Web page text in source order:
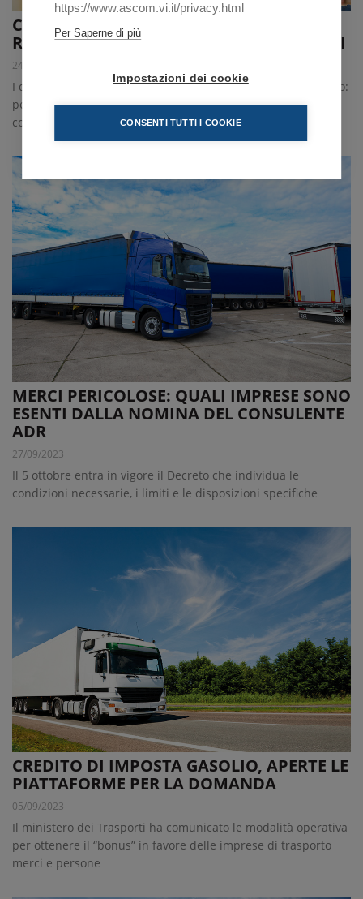
CONSUMI CULTURALI: CONTINUA LA
RIPRESA MA PESANO INFLAZIONE E COSTI
24/10/2023
I dati dell'Osservatorio Impresa Cultura Italia-Confcommercio:
per il 2023 si stima una spesa familiare media mensile in
consumi culturali di 83,2 euro (35,2 in più rispetto al 2022)
MERCI PERICOLOSE: QUALI IMPRESE SONO
ESENTI DALLA NOMINA DEL CONSULENTE
ADR
27/09/2023
Il 5 ottobre entra in vigore il Decreto che individua le
condizioni necessarie, i limiti e le disposizioni specifiche
CREDITO DI IMPOSTA GASOLIO, APERTE LE
PIATTAFORME PER LA DOMANDA
05/09/2023
Il ministero dei Trasporti ha comunicato le modalità operativa
per ottenere il “bonus” in favore delle imprese di trasporto
merci e persone
https://www.ascom.vi.it/privacy.html
Per Saperne di più
Impostazioni dei cookie
CONSENTI TUTTI I COOKIE